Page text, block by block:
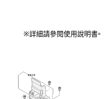
※詳細請參閱使用說明書。